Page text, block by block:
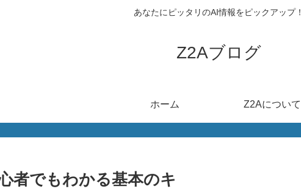
あなたにピッタリのAI情報をピックアップ！
Z2Aブログ
ホーム Z2Aについて
者でもわかる基本のキ